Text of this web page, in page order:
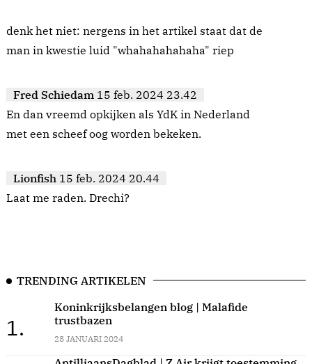
denk het niet: nergens in het artikel staat dat de
man in kwestie luid "whahahahahaha" riep
Fred Schiedam 15 feb. 2024 23.42
En dan vreemd opkijken als YdK in Nederland
met een scheef oog worden bekeken.
Lionfish 15 feb. 2024 20.44
Laat me raden. Drechi?
TRENDING ARTIKELEN
1.
Koninkrijksbelangen blog | Malafide
trustbazen
28 JANUARI 2024